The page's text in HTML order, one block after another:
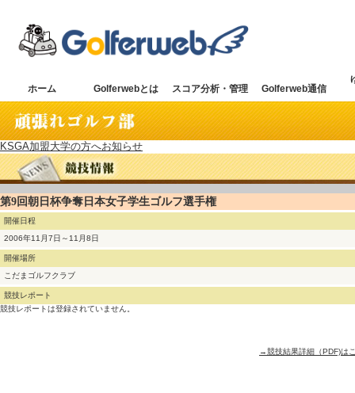
ホーム Golferwebとは スコア分析・管理 Golferweb通信
KSGA加盟大学の方へお知らせ
第9回朝日杯争奪日本女子学生ゴルフ選手権
開催日程
2006年11月7日～11月8日
開催場所
こだまゴルフクラブ
競技レポート
競技レポートは登録されていません。
→競技結果詳細（PDF)は